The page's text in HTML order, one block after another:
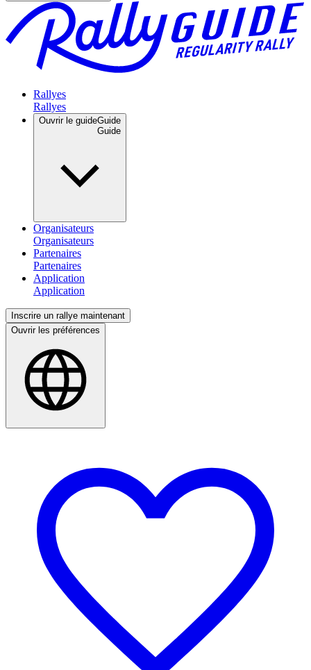
Rallyes
Ouvrir le guideGuide
Organisateurs
Partenaires
Application
Inscrire un rallye maintenant
Ouvrir les préférences